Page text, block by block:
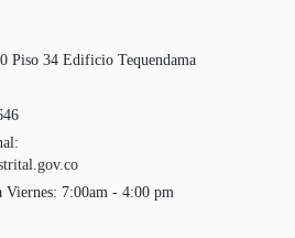
Piso 34 Edificio Tequendama
Viernes: 7:00am - 4:00 pm